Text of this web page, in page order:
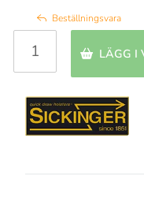
Beställningsvara
LÄGG I